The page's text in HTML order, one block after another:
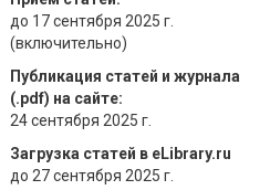
до 17 сентября 2025 г.
(включительно)
Публикация статей и журнала
(.pdf) на сайте:
24 сентября 2025 г.
Загрузка статей в eLibrary.ru
до 27 сентября 2025 г.